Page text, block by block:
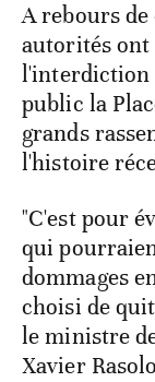
A rebours
autorités ont
l'interdiction
public la
grands
l'histoire
"C'est pour
qui
dommages
choisi de
le ministre
Xavier